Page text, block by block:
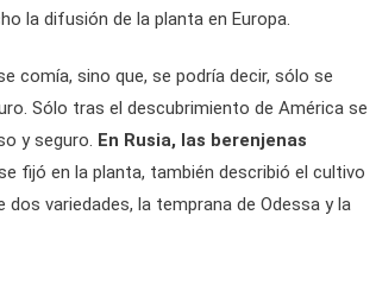
la difusión de la planta en Europa.
comía, sino que, se podría decir, sólo se
Sólo tras el descubrimiento de América se
y seguro. En Rusia, las berenjenas
fijó en la planta, también describió el cultivo
variedades, la temprana de Odessa y la